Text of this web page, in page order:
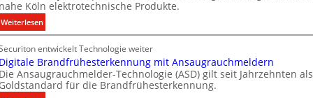
e
n
s
E
n
e
r
Köln elektrotechnische Produkte.
Weiterlesen:
N
e
u
e
r
entwickelt Technologie weiter
Brandfrühesterkennung mit Ansaugrauchmeldern
Ansaugrauchmelder-Technologie (ASD) gilt seit Jahrzehnten als
für die Brandfrühesterkennung.